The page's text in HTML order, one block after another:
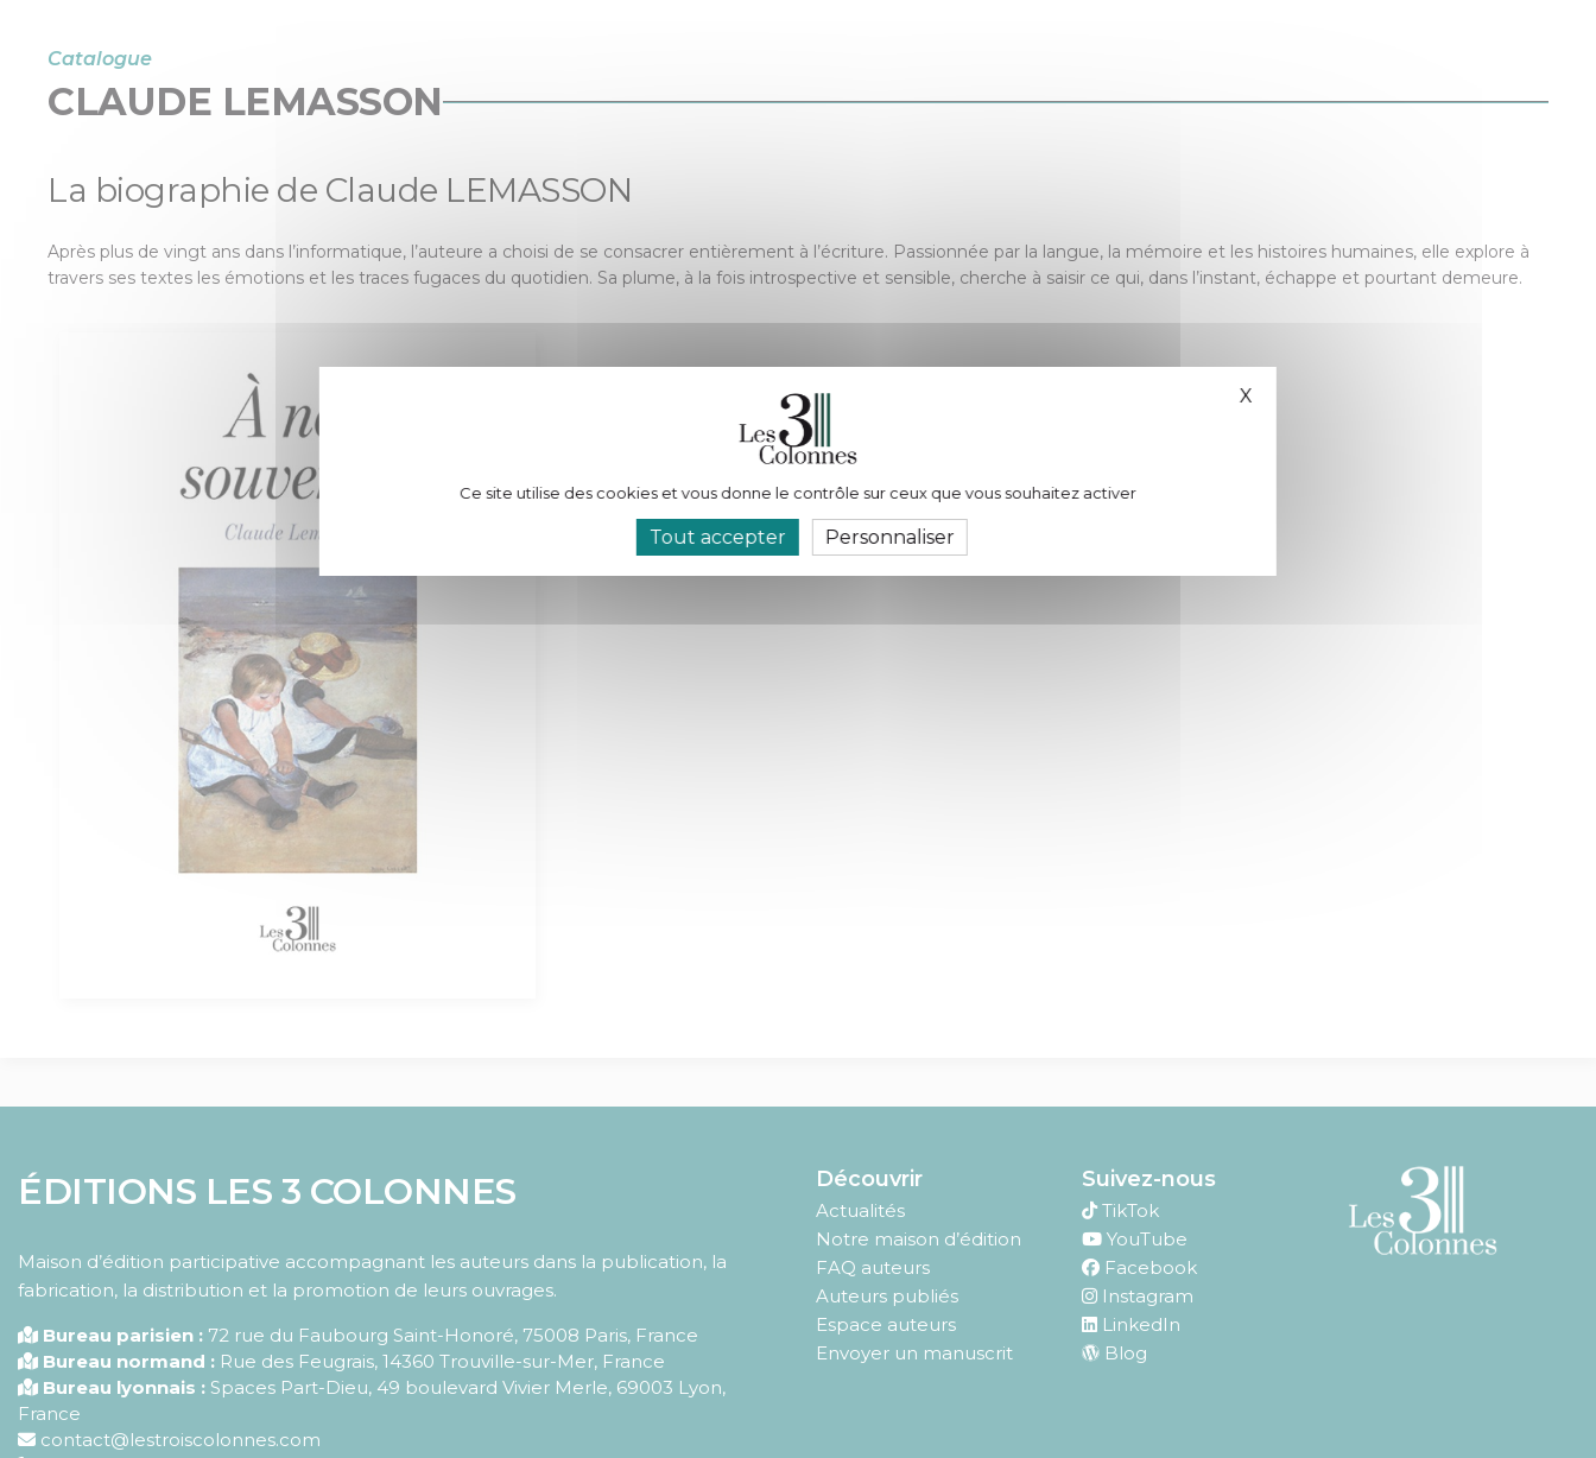
Catalogue
CLAUDE LEMASSON
La biographie de Claude LEMASSON
Après plus de vingt ans dans l’informatique, l’auteure a choisi de se consacrer entièrement à l’écriture. Passionnée par la langue, la mémoire et les histoires humaines, elle explore à
travers ses textes les émotions et les traces fugaces du quotidien. Sa plume, à la fois introspective et sensible, cherche à saisir ce qui, dans l’instant, échappe et pourtant demeure.
ÉDITIONS LES 3 COLONNES
Maison d’édition participative accompagnant les auteurs dans la publication, la
fabrication, la distribution et la promotion de leurs ouvrages.
Bureau parisien : 72 rue du Faubourg Saint-Honoré, 75008 Paris, France
Bureau normand : Rue des Feugrais, 14360 Trouville-sur-Mer, France
Bureau lyonnais : Spaces Part-Dieu, 49 boulevard Vivier Merle, 69003 Lyon,
France
contact@lestroiscolonnes.com
Découvrir
Actualités
Notre maison d’édition
FAQ auteurs
Auteurs publiés
Espace auteurs
Envoyer un manuscrit
Suivez-nous
TikTok
YouTube
Facebook
Instagram
LinkedIn
Blog
Ce site utilise des cookies et vous donne le contrôle sur ceux que vous souhaitez activer
Tout accepter Personnaliser
X